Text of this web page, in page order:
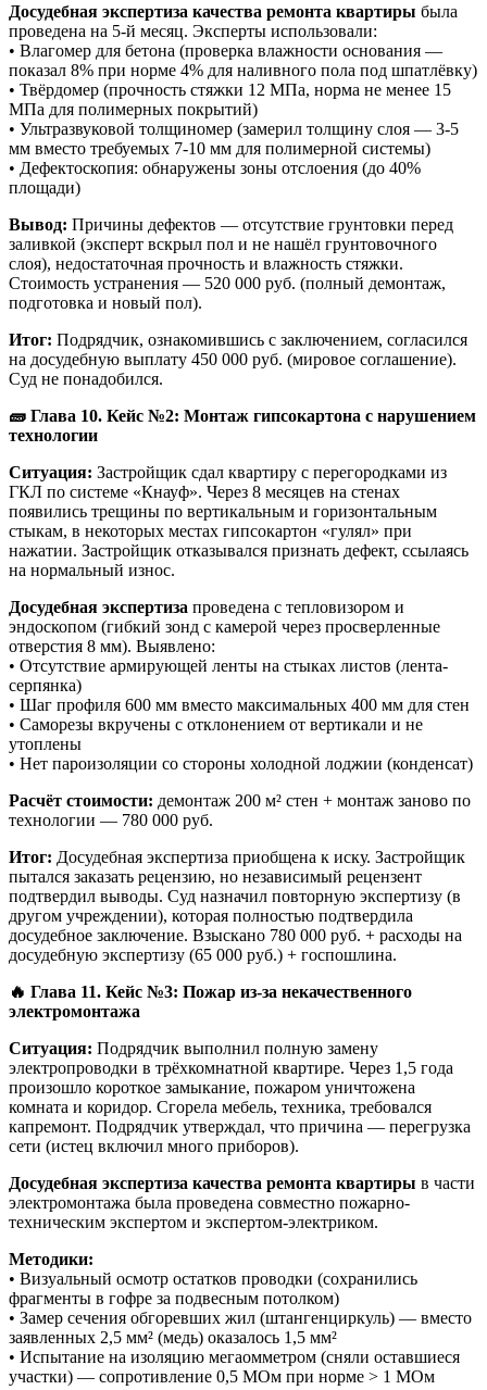
Досудебная экспертиза качества ремонта квартиры была
проведена на 5-й месяц. Эксперты использовали:
• Влагомер для бетона (проверка влажности основания —
показал 8% при норме 4% для наливного пола под шпатлёвку)
• Твёрдомер (прочность стяжки 12 МПа, норма не менее 15
МПа для полимерных покрытий)
• Ультразвуковой толщиномер (замерил толщину слоя — 3-5
мм вместо требуемых 7-10 мм для полимерной системы)
• Дефектоскопия: обнаружены зоны отслоения (до 40%
площади)
Вывод: Причины дефектов — отсутствие грунтовки перед
заливкой (эксперт вскрыл пол и не нашёл грунтовочного
слоя), недостаточная прочность и влажность стяжки.
Стоимость устранения — 520 000 руб. (полный демонтаж,
подготовка и новый пол).
Итог: Подрядчик, ознакомившись с заключением, согласился
на досудебную выплату 450 000 руб. (мировое соглашение).
Суд не понадобился.
🧱 Глава 10. Кейс №2: Монтаж гипсокартона с нарушением
технологии
Ситуация: Застройщик сдал квартиру с перегородками из
ГКЛ по системе «Кнауф». Через 8 месяцев на стенах
появились трещины по вертикальным и горизонтальным
стыкам, в некоторых местах гипсокартон «гулял» при
нажатии. Застройщик отказывался признать дефект, ссылаясь
на нормальный износ.
Досудебная экспертиза проведена с тепловизором и
эндоскопом (гибкий зонд с камерой через просверленные
отверстия 8 мм). Выявлено:
• Отсутствие армирующей ленты на стыках листов (лента-
серпянка)
• Шаг профиля 600 мм вместо максимальных 400 мм для стен
• Саморезы вкручены с отклонением от вертикали и не
утоплены
• Нет пароизоляции со стороны холодной лоджии (конденсат)
Расчёт стоимости: демонтаж 200 м² стен + монтаж заново по
технологии — 780 000 руб.
Итог: Досудебная экспертиза приобщена к иску. Застройщик
пытался заказать рецензию, но независимый рецензент
подтвердил выводы. Суд назначил повторную экспертизу (в
другом учреждении), которая полностью подтвердила
досудебное заключение. Взыскано 780 000 руб. + расходы на
досудебную экспертизу (65 000 руб.) + госпошлина.
🔥 Глава 11. Кейс №3: Пожар из-за некачественного
электромонтажа
Ситуация: Подрядчик выполнил полную замену
электропроводки в трёхкомнатной квартире. Через 1,5 года
произошло короткое замыкание, пожаром уничтожена
комната и коридор. Сгорела мебель, техника, требовался
капремонт. Подрядчик утверждал, что причина — перегрузка
сети (истец включил много приборов).
Досудебная экспертиза качества ремонта квартиры в части
электромонтажа была проведена совместно пожарно-
техническим экспертом и экспертом-электриком.
Методики:
• Визуальный осмотр остатков проводки (сохранились
фрагменты в гофре за подвесным потолком)
• Замер сечения обгоревших жил (штангенциркуль) — вместо
заявленных 2,5 мм² (медь) оказалось 1,5 мм²
• Испытание на изоляцию мегаомметром (сняли оставшиеся
участки) — сопротивление 0,5 МОм при норме > 1 МОм